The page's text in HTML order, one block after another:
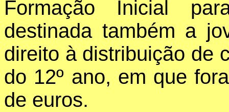
Formação Inicial
destinada também a
direito à distribuição de
do 12º ano, em que
de euros.